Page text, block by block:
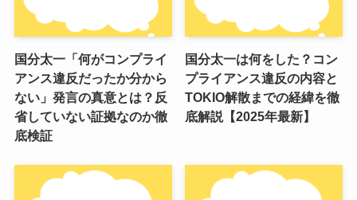
国分太一「何がコンプライ
アンス違反だったか分から
ない」発言の真意とは？反
省していない証拠なのか徹
底検証
国分太一は何をした？コン
プライアンス違反の内容と
TOKIO解散までの経緯を徹
底解説【2025年最新】